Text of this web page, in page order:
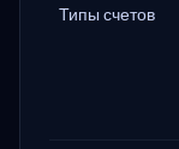
Типы счетов